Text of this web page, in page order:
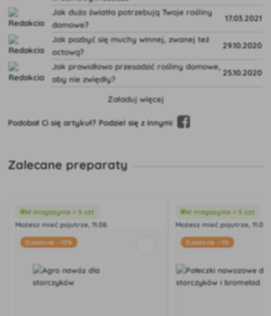
Jak dużo światła potrzebują Twoje rośliny
domowe?
17.03.2021
Jak pozbyć się muchy winnej, zwanej też
octową?
29.10.2020
Jak prawidłowo przesadzić rośliny domowe,
aby nie zwiędły?
25.10.2020
Załaduj więcej
Podobał Ci się artykuł? Podziel się z innymi
Zalecane preparaty
W magazynie > 5 szt
Możesz mieć pojutrze, 11.08.
Działanie −13%
W magazynie > 5 szt
Możesz mieć pojutrze, 11.08.
Działanie −1%